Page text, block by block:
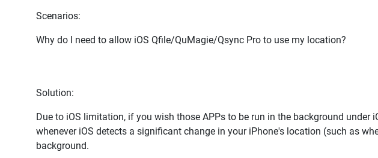
Scenarios:
Why do I need to allow iOS Qfile/QuMagie/Qsync Pro to use my location?
Solution:
Due to iOS limitation, if you wish those APPs to be run in the background
whenever iOS detects a significant change in your iPhone's location (such as
background.